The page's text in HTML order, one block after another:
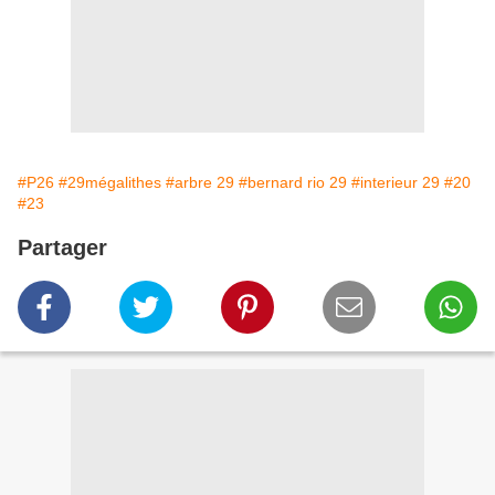
#P26 #29mégalithes #arbre 29 #bernard rio 29 #interieur 29 #20
#23
Partager